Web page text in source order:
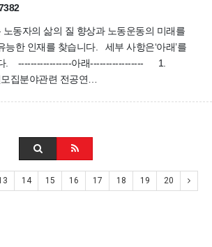
동자의 삶의 질 향상과 노동운동의 미래를
능한 인재를 찾습니다. 세부 사항은‘아래’를
. -----------------아래----------------- 1.
집분야관련 전공연…
14 15 16 17 18 19 20